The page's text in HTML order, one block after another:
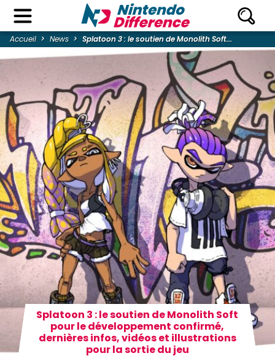
Accueil News Splatoon 3 : le soutien de Monolith Soft...
Splatoon 3 : le soutien de Monolith Soft
pour le développement confirmé,
dernières infos, vidéos et illustrations
pour la sortie du jeu